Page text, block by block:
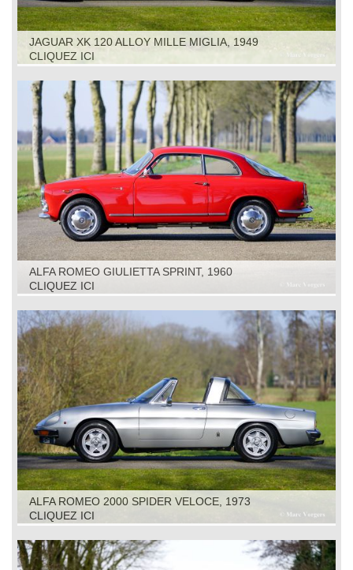
JAGUAR XK 120 ALLOY MILLE MIGLIA, 1949
CLIQUEZ ICI
ALFA ROMEO GIULIETTA SPRINT, 1960
CLIQUEZ ICI
ALFA ROMEO 2000 SPIDER VELOCE, 1973
CLIQUEZ ICI